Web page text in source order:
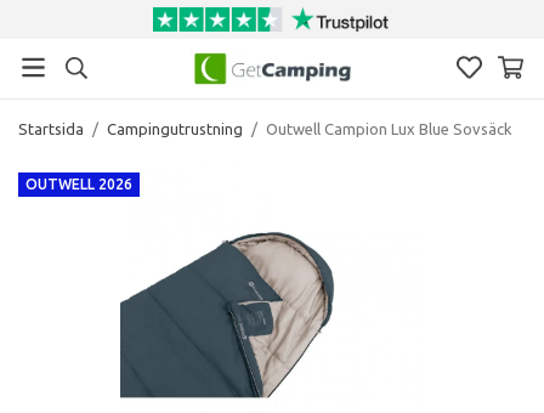
Startsida / Campingutrustning / Outwell Campion Lux Blue Sovsäck
OUTWELL 2026